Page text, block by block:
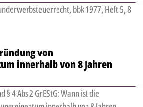
bbk 1977, Heft 5, 8
von
innerhalb von 8 Jahren
§ 4 Abs 2 GrEStG: Wann ist die